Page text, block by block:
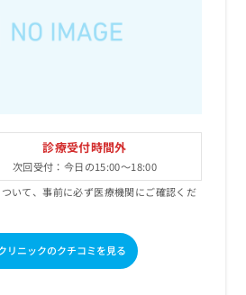
診療受付時間外
次回受付：今日の15:00～18:00
いて、事前に必ず医療機関にご確認くだ
リニックのクチコミを見る